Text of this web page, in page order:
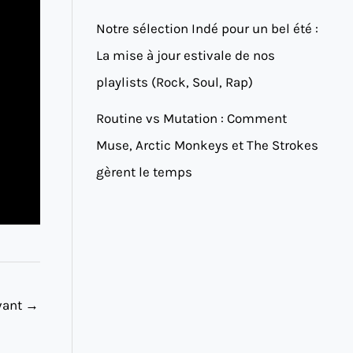
→
Notre sélection Indé pour un bel été :
La mise à jour estivale de nos
playlists (Rock, Soul, Rap)
Routine vs Mutation : Comment
Muse, Arctic Monkeys et The Strokes
gèrent le temps